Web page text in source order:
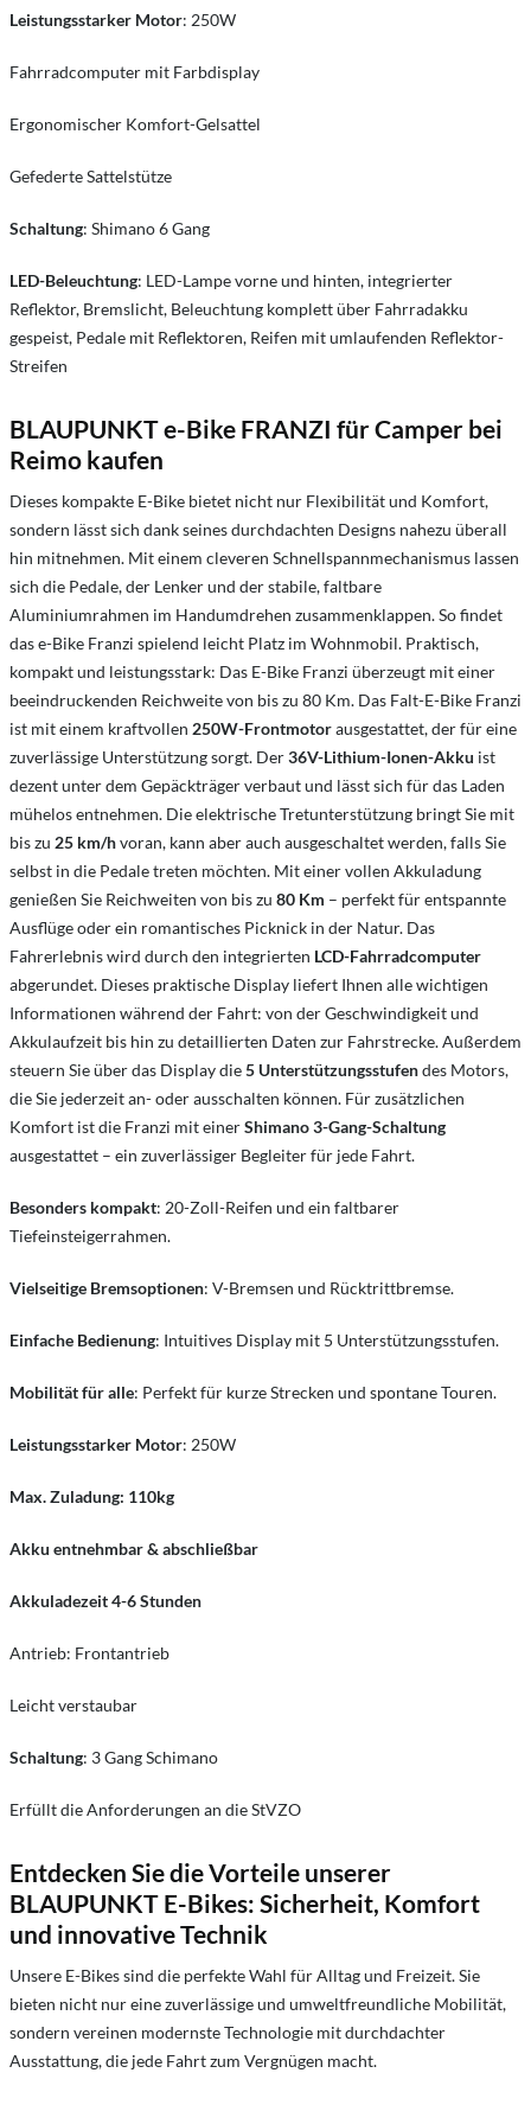
Leistungsstarker Motor: 250W
Fahrradcomputer mit Farbdisplay
Ergonomischer Komfort-Gelsattel
Gefederte Sattelstütze
Schaltung: Shimano 6 Gang
LED-Beleuchtung: LED-Lampe vorne und hinten, integrierter
Reflektor, Bremslicht, Beleuchtung komplett über Fahrradakku
gespeist, Pedale mit Reflektoren, Reifen mit umlaufenden Reflektor-
Streifen
BLAUPUNKT e-Bike FRANZI für Camper bei
Reimo kaufen
Dieses kompakte E-Bike bietet nicht nur Flexibilität und Komfort,
sondern lässt sich dank seines durchdachten Designs nahezu überall
hin mitnehmen. Mit einem cleveren Schnellspannmechanismus lassen
sich die Pedale, der Lenker und der stabile, faltbare
Aluminiumrahmen im Handumdrehen zusammenklappen. So findet
das e-Bike Franzi spielend leicht Platz im Wohnmobil. Praktisch,
kompakt und leistungsstark: Das E-Bike Franzi überzeugt mit einer
beeindruckenden Reichweite von bis zu 80 Km. Das Falt-E-Bike Franzi
ist mit einem kraftvollen 250W-Frontmotorausgestattet, der für eine
zuverlässige Unterstützung sorgt. Der36V-Lithium-Ionen-Akku ist
dezent unter dem Gepäckträger verbaut und lässt sich für das Laden
mühelos entnehmen. Die elektrische Tretunterstützung bringt Sie mit
bis zu 25 km/hvoran, kann aber auch ausgeschaltet werden, falls Sie
selbst in die Pedale treten möchten. Mit einer vollen Akkuladung
genießen Sie Reichweiten von bis zu 80 Km – perfekt für entspannte
Ausflüge oder ein romantisches Picknick in der Natur. Das
Fahrerlebnis wird durch den integrierten LCD-Fahrradcomputer
abgerundet. Dieses praktische Display liefert Ihnen alle wichtigen
Informationen während der Fahrt: von der Geschwindigkeit und
Akkulaufzeit bis hin zu detaillierten Daten zur Fahrstrecke. Außerdem
steuern Sie über das Display die5 Unterstützungsstufendes Motors,
die Sie jederzeit an- oder ausschalten können. Für zusätzlichen
Komfort ist die Franzi mit einerShimano 3-Gang-Schaltung
ausgestattet – ein zuverlässiger Begleiter für jede Fahrt.
Besonders kompakt: 20-Zoll-Reifen und ein faltbarer
Tiefeinsteigerrahmen.
Vielseitige Bremsoptionen: V-Bremsen und Rücktrittbremse.
Einfache Bedienung: Intuitives Display mit 5 Unterstützungsstufen.
Mobilität für alle: Perfekt für kurze Strecken und spontane Touren.
Leistungsstarker Motor: 250W
Max. Zuladung: 110kg
Akku entnehmbar & abschließbar
Akkuladezeit 4-6 Stunden
Antrieb: Frontantrieb
Leicht verstaubar
Schaltung: 3 Gang Schimano
Erfüllt die Anforderungen an die StVZO
Entdecken Sie die Vorteile unserer
BLAUPUNKT E-Bikes: Sicherheit, Komfort
und innovative Technik
Unsere E-Bikes sind die perfekte Wahl für Alltag und Freizeit. Sie
bieten nicht nur eine zuverlässige und umweltfreundliche Mobilität,
sondern vereinen modernste Technologie mit durchdachter
Ausstattung, die jede Fahrt zum Vergnügen macht.